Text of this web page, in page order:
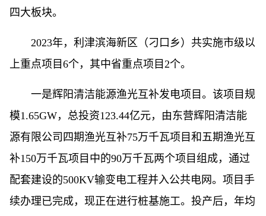
四大板块。
2023年，利津滨海新区（刁口乡）共实施市级以
上重点项目6个，其中省重点项目2个。
一是辉阳清洁能源渔光互补发电项目。该项目规
模1.65GW，总投资123.44亿元，由东营辉阳清洁能
源有限公司四期渔光互补75万千瓦项目和五期渔光互
补150万千瓦项目中的90万千瓦两个项目组成，通过
配套建设的500KV输变电工程并入公共电网。项目手
续办理已完成，现正在进行桩基施工。投产后，年均